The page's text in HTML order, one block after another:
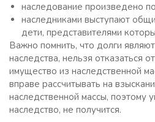
наследование произведено
наследниками выступают
дети, представителями
Важно помнить, что долги
наследства, нельзя отказаться
имущество из наследственной
вправе рассчитывать на
наследственной массы, поэтому
наследство, не получится.